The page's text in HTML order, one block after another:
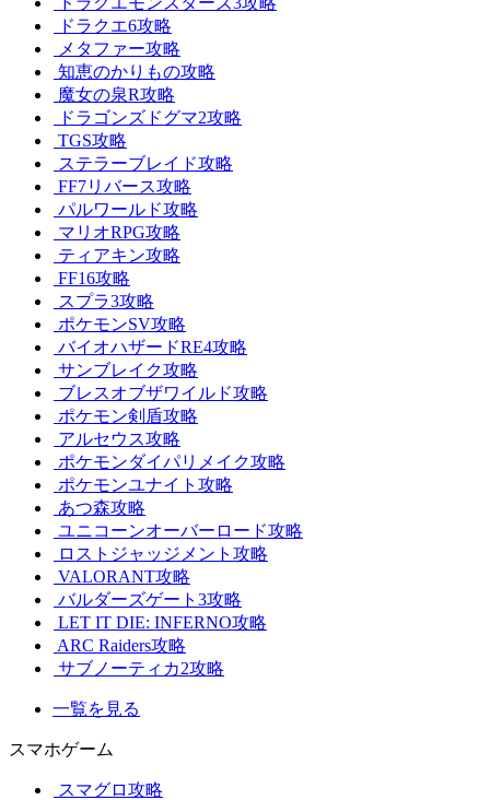
ドラクエ6攻略
メタファー攻略
知恵のかりもの攻略
魔女の泉R攻略
ドラゴンズドグマ2攻略
TGS攻略
ステラーブレイド攻略
FF7リバース攻略
パルワールド攻略
マリオRPG攻略
ティアキン攻略
FF16攻略
スプラ3攻略
ポケモンSV攻略
バイオハザードRE4攻略
サンブレイク攻略
ブレスオブザワイルド攻略
ポケモン剣盾攻略
アルセウス攻略
ポケモンダイパリメイク攻略
ポケモンユナイト攻略
あつ森攻略
ユニコーンオーバーロード攻略
ロストジャッジメント攻略
VALORANT攻略
バルダーズゲート3攻略
LET IT DIE: INFERNO攻略
ARC Raiders攻略
サブノーティカ2攻略
一覧を見る
スマホゲーム
スマグロ攻略